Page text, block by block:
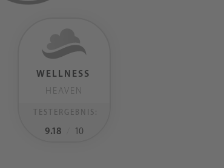
WELLNESS
HEAVEN
TESTERGEBNIS:
9.18 10